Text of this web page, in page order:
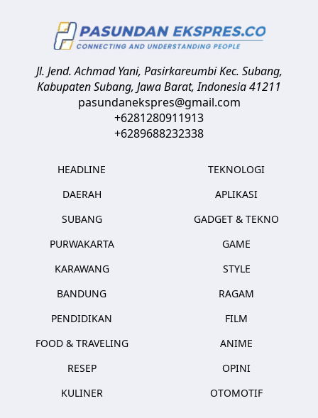
Jl. Jend. Achmad Yani, Pasirkareumbi Kec. Subang,
Kabupaten Subang, Jawa Barat,Indonesia41211
pasundanekspres@gmail.com
+6281280911913
+6289688232338
HEADLINE
DAERAH
SUBANG
PURWAKARTA
KARAWANG
BANDUNG
PENDIDIKAN
FOOD & TRAVELING
RESEP
KULINER
TEKNOLOGI
APLIKASI
GADGET & TEKNO
GAME
STYLE
RAGAM
FILM
ANIME
OPINI
OTOMOTIF